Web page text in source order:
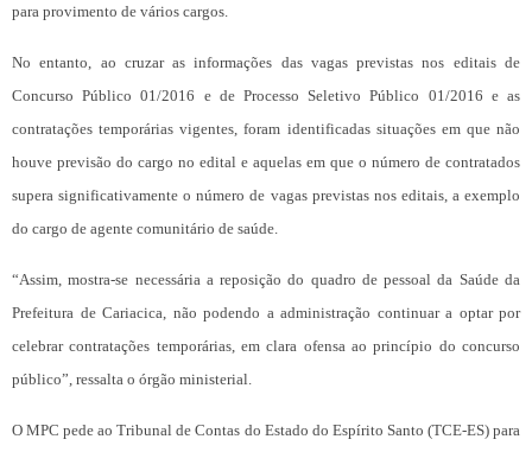
para provimento de vários cargos.
No entanto, ao cruzar as informações das vagas previstas nos editais de
Concurso Público 01/2016 e de Processo Seletivo Público 01/2016 e as
contratações temporárias vigentes, foram identificadas situações em que não
houve previsão do cargo no edital e aquelas em que o número de contratados
supera significativamente o número de vagas previstas nos editais, a exemplo
do cargo de agente comunitário de saúde.
“Assim, mostra-se necessária a reposição do quadro de pessoal da Saúde da
Prefeitura de Cariacica, não podendo a administração continuar a optar por
celebrar contratações temporárias, em clara ofensa ao princípio do concurso
público”, ressalta o órgão ministerial.
O MPC pede ao Tribunal de Contas do Estado do Espírito Santo (TCE-ES) para